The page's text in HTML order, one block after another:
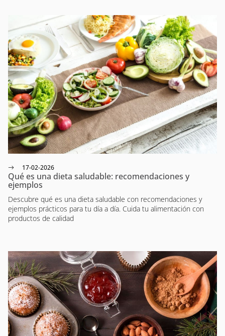
17-02-2026
Qué es una dieta saludable: recomendaciones y
ejemplos
Descubre qué es una dieta saludable con recomendaciones y
ejemplos prácticos para tu día a día. Cuida tu alimentación con
productos de calidad